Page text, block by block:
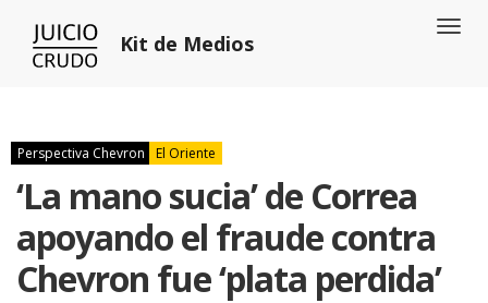
Kit de Medios
Perspectiva Chevron El Oriente
‘La mano sucia’ de Correa
apoyando el fraude contra
Chevron fue ‘plata perdida’